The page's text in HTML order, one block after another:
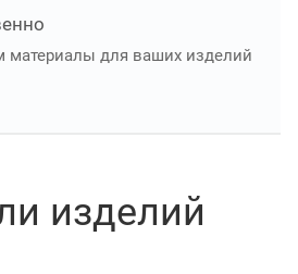
материалы для ваших изделий
изделий